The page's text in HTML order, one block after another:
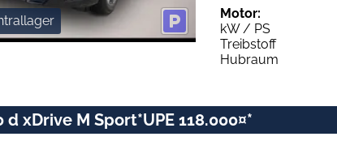
Motor:
kW / PS
Treibstoff
Hubraum
d xDrive M Sport*UPE 118.000¤*